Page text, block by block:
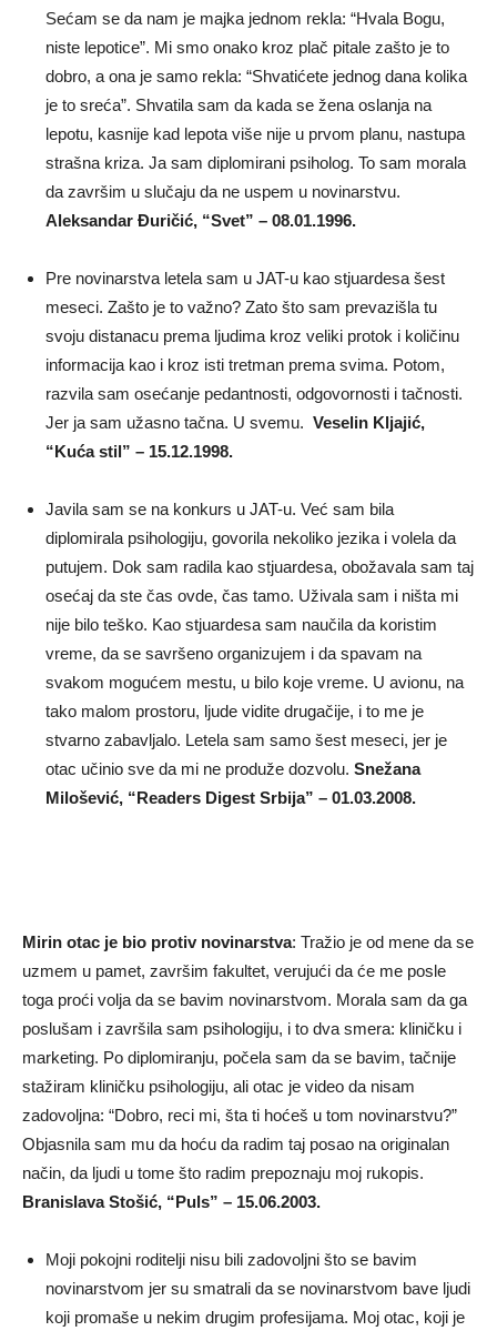
Sećam se da nam je majka jednom rekla: “Hvala Bogu,
niste lepotice”. Mi smo onako kroz plač pitale zašto je to
dobro, a ona je samo rekla: “Shvatićete jednog dana kolika
je to sreća”. Shvatila sam da kada se žena oslanja na
lepotu, kasnije kad lepota više nije u prvom planu, nastupa
strašna kriza. Ja sam diplomirani psiholog. To sam morala
da završim u slučaju da ne uspem u novinarstvu.
Aleksandar Đuričić, “Svet” – 08.01.1996.
Pre novinarstva letela sam u JAT-u kao stjuardesa šest
meseci. Zašto je to važno? Zato što sam prevazišla tu
svoju distanacu prema ljudima kroz veliki protok i količinu
informacija kao i kroz isti tretman prema svima. Potom,
razvila sam osećanje pedantnosti, odgovornosti i tačnosti.
Jer ja sam užasno tačna. U svemu. Veselin Kljajić,
“Kuća stil” – 15.12.1998.
Javila sam se na konkurs u JAT-u. Već sam bila
diplomirala psihologiju, govorila nekoliko jezika i volela da
putujem. Dok sam radila kao stjuardesa, obožavala sam taj
osećaj da ste čas ovde, čas tamo. Uživala sam i ništa mi
nije bilo teško. Kao stjuardesa sam naučila da koristim
vreme, da se savršeno organizujem i da spavam na
svakom mogućem mestu, u bilo koje vreme. U avionu, na
tako malom prostoru, ljude vidite drugačije, i to me je
stvarno zabavljalo. Letela sam samo šest meseci, jer je
otac učinio sve da mi ne produže dozvolu. Snežana
Milošević, “Readers Digest Srbija” – 01.03.2008.
Mirin otac je bio protiv novinarstva: Tražio je od mene da se
uzmem u pamet, završim fakultet, verujući da će me posle
toga proći volja da se bavim novinarstvom. Morala sam da ga
poslušam i završila sam psihologiju, i to dva smera: kliničku i
marketing. Po diplomiranju, počela sam da se bavim, tačnije
stažiram kliničku psihologiju, ali otac je video da nisam
zadovoljna: “Dobro, reci mi, šta ti hoćeš u tom novinarstvu?”
Objasnila sam mu da hoću da radim taj posao na originalan
način, da ljudi u tome što radim prepoznaju moj rukopis.
Branislava Stošić, “Puls” – 15.06.2003.
Moji pokojni roditelji nisu bili zadovoljni što se bavim
novinarstvom jer su smatrali da se novinarstvom bave ljudi
koji promaše u nekim drugim profesijama. Moj otac, koji je